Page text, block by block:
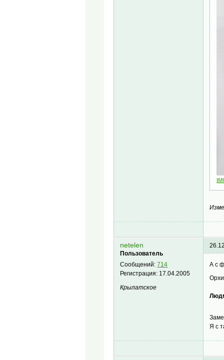
netelen
Пользователь
Сообщений:714
Регистрация: 17.04.2005
Крылатское
А с
Я с